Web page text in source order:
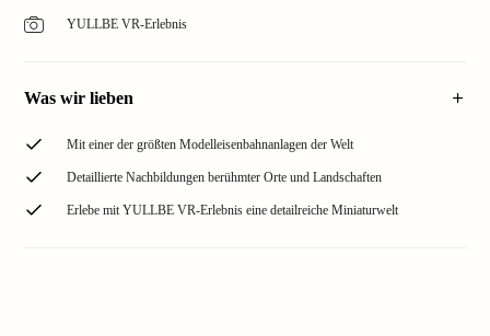
YULLBE VR-Erlebnis
Was wir lieben
Mit einer der größten Modelleisenbahnanlagen der Welt
Detaillierte Nachbildungen berühmter Orte und Landschaften
Erlebe mit YULLBE VR-Erlebnis eine detailreiche Miniaturwelt